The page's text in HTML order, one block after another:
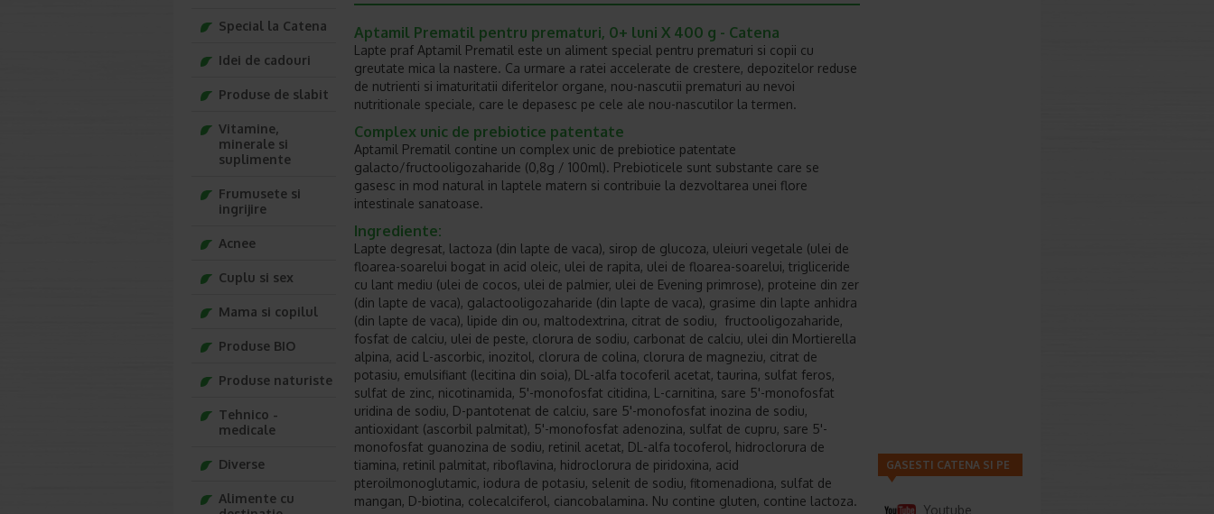
Aptamil Prematil pentru prematuri, 0+ luni X 400 g - Catena
Lapte praf Aptamil Prematil este un aliment special pentru prematuri si copii cu
greutate mica la nastere. Ca urmare a ratei accelerate de crestere, depozitelor reduse
de nutrienti si imaturitatii diferitelor organe, nou-nascutii prematuri au nevoi
nutritionale speciale, care le depasesc pe cele ale nou-nascutilor la termen.
Complex unic de prebiotice patentate
Aptamil Prematil contine un complex unic de prebiotice patentate
galacto/fructooligozaharide (0,8g / 100ml). Prebioticele sunt substante care se
gasesc in mod natural in laptele matern si contribuie la dezvoltarea unei flore
intestinale sanatoase.
Ingrediente:
Lapte degresat, lactoza (din lapte de vaca), sirop de glucoza, uleiuri vegetale (ulei de
floarea-soarelui bogat in acid oleic, ulei de rapita, ulei de floarea-soarelui, trigliceride
cu lant mediu (ulei de cocos, ulei de palmier, ulei de Evening primrose), proteine din zer
(din lapte de vaca), galactooligozaharide (din lapte de vaca), grasime din lapte anhidra
(din lapte de vaca), lipide din ou, maltodextrina, citrat de sodiu, fructooligozaharide,
fosfat de calciu, ulei de peste, clorura de sodiu, carbonat de calciu, ulei din Mortierella
alpina, acid L-ascorbic, inozitol, clorura de colina, clorura de magneziu, citrat de
potasiu, emulsifiant (lecitina din soia), DL-alfa tocoferil acetat, taurina, sulfat feros,
sulfat de zinc, nicotinamida, 5'-monofosfat citidina, L-carnitina, sare 5'-monofosfat
uridina de sodiu, D-pantotenat de calciu, sare 5'-monofosfat inozina de sodiu,
antioxidant (ascorbil palmitat), 5'-monofosfat adenozina, sulfat de cupru, sare 5'-
monofosfat guanozina de sodiu, retinil acetat, DL-alfa tocoferol, hidroclorura de
tiamina, retinil palmitat, riboflavina, hidroclorura de piridoxina, acid
pteroilmonoglutamic, iodura de potasiu, selenit de sodiu, fitomenadiona, sulfat de
mangan, D-biotina, colecalciferol, ciancobalamina. Nu contine gluten, contine lactoza.
Special la Catena
Idei de cadouri
Produse de slabit
Vitamine,
minerale si
suplimente
Frumusete si
ingrijire
Acnee
Cuplu si sex
Mama si copilul
Produse BIO
Produse naturiste
Tehnico -
medicale
Diverse
Alimente cu
GASESTI CATENA SI PE
Youtube